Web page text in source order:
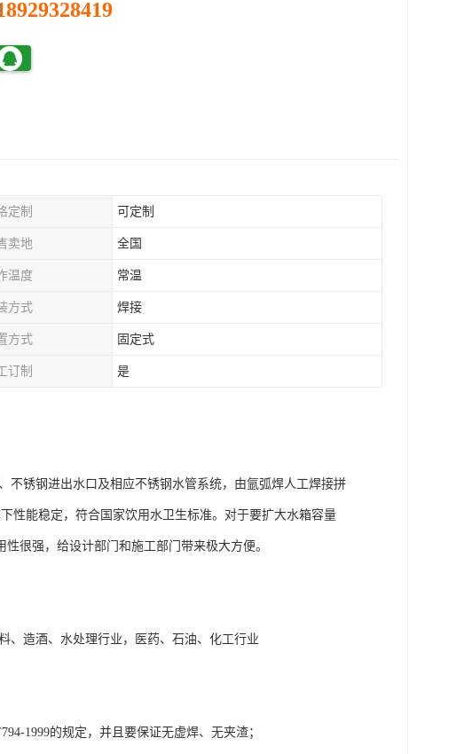
定制 可定制
卖地 全国
温度 常温
方式 焊接
方式 固定式
订制 是
不锈钢进出水口及相应不锈钢水管系统，由氩弧焊人工焊接拼
性能稳定，符合国家饮用水卫生标准。对于要扩大水箱容量
很强，给设计部门和施工部门带来极大方便。
、造酒、水处理行业，医药、石油、化工行业
1999的规定，并且要保证无虚焊、无夹渣；